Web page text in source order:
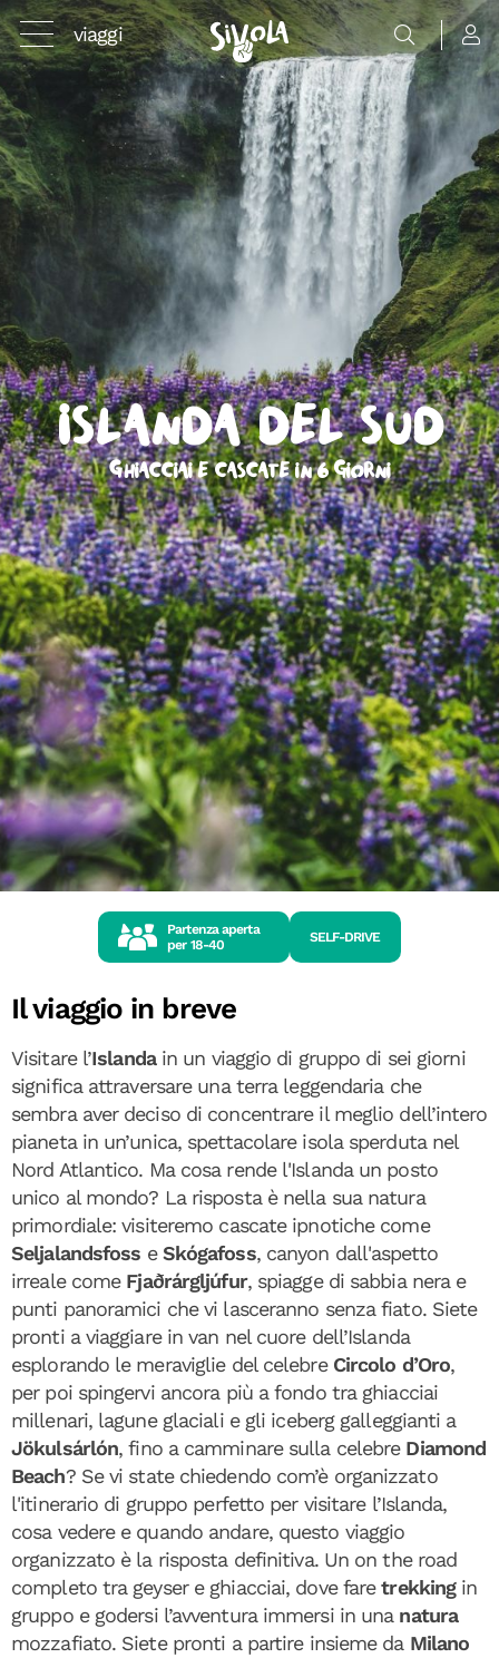
viaggi
Islanda del Sud
Ghiacciai e cascate in 6 giorni
Partenza aperta
per 18-40
SELF-DRIVE
Il viaggio in breve
Visitare l’Islandain un viaggio di gruppo di sei giorni
significa attraversare una terra leggendaria che
sembra aver deciso di concentrare il meglio dell’intero
pianeta in un’unica, spettacolare isola sperduta nel
Nord Atlantico. Ma cosa rende l'Islanda un posto
unico al mondo? La risposta è nella sua natura
primordiale: visiteremo cascate ipnotiche come
Seljalandsfoss eSkógafoss, canyon dall'aspetto
irreale come Fjaðrárgljúfur, spiagge di sabbia nera e
punti panoramici che vi lasceranno senza fiato. Siete
pronti a viaggiare in van nel cuore dell’Islanda
esplorando le meraviglie del celebre Circolo d’Oro,
per poi spingervi ancora più a fondo tra ghiacciai
millenari, lagune glaciali e gli iceberg galleggianti a
Jökulsárlón, fino a camminare sulla celebre Diamond
Beach? Se vi state chiedendo com’è organizzato
l'itinerario di gruppo perfetto per visitare l’Islanda,
cosa vedere e quando andare, questo viaggio
organizzato è la risposta definitiva. Un on the road
completo tra geyser e ghiacciai, dove faretrekkingin
gruppo e godersi l’avventura immersi in una natura
mozzafiato. Siete pronti a partire insieme da Milano